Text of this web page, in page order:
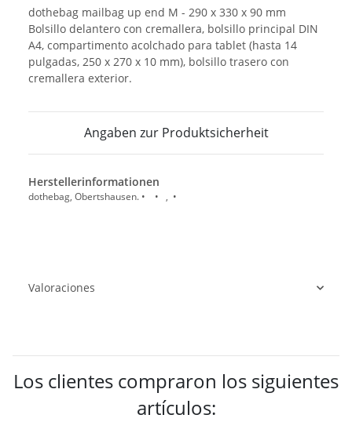
dothebag mailbag up end M - 290 x 330 x 90 mm
Bolsillo delantero con cremallera, bolsillo principal DIN
A4, compartimento acolchado para tablet (hasta 14
pulgadas, 250 x 270 x 10 mm), bolsillo trasero con
cremallera exterior.
Angaben zur Produktsicherheit
Herstellerinformationen
dothebag, Obertshausen. • • , •
Valoraciones
Los clientes compraron los siguientes
artículos: